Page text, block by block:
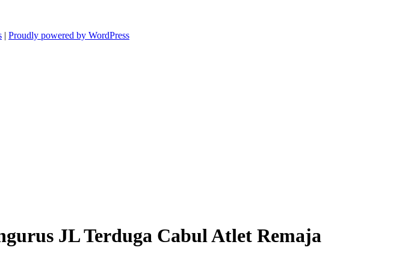
| Proudly powered by WordPress
JL Terduga Cabul Atlet Remaja